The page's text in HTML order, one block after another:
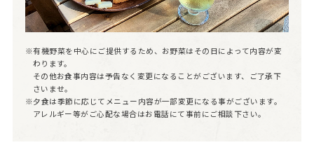
※有機野菜を中心にご提供するため、お野菜はその日によって内容が変
わります。
その他お食事内容は予告なく変更になることがございます、ご了承下
さいませ。
※夕食は季節に応じてメニュー内容が一部変更になる事がございます。
アレルギー等がご心配な場合はお電話にて事前にご相談下さい。